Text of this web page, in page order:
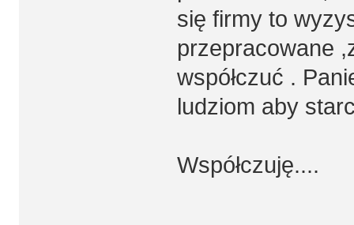
się firmy to
przepracowane
współczuć .
ludziom aby
Współczuję....